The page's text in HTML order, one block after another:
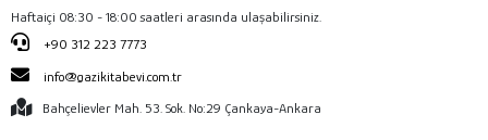
Haftaiçi 08:30 - 18:00 saatleri arasında ulaşabilirsiniz.
+90 312 223 7773
info@gazikitabevi.com.tr
Bahçelievler Mah. 53. Sok. No:29 Çankaya-Ankara